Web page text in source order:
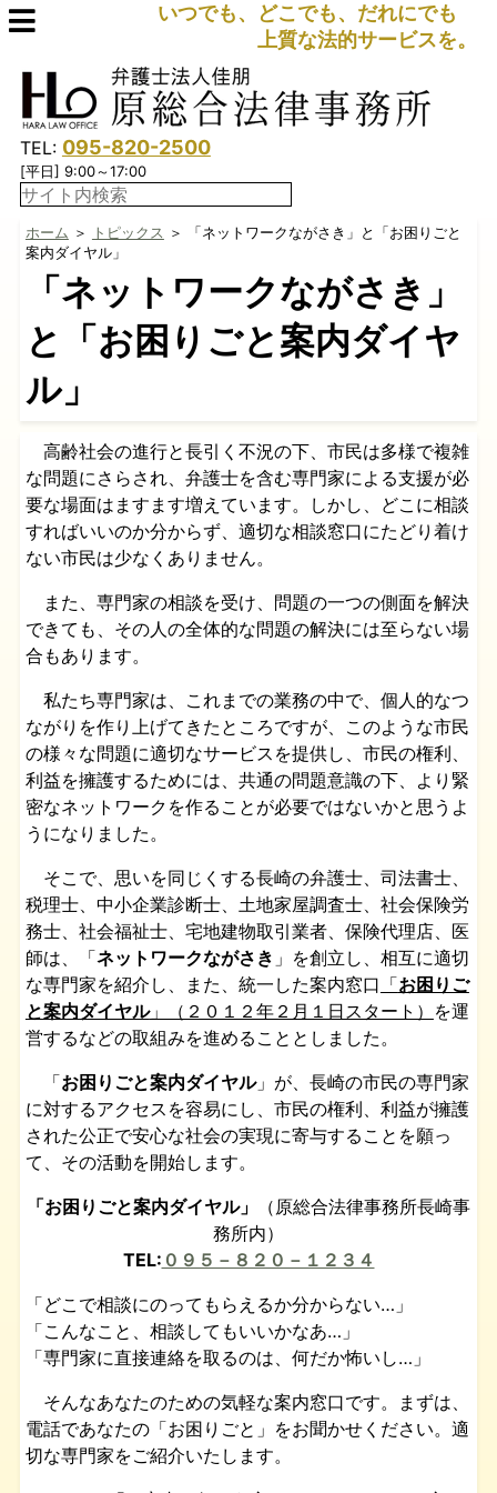
いつでも、どこでも、だれにでも
上質な法的サービスを。
TEL: 095-820-2500
[平日] 9:00～17:00
ホーム ＞ トピックス ＞ 「ネットワークながさき」と「お困りごと
案内ダイヤル」
「ネットワークながさき」
と「お困りごと案内ダイヤ
ル」
高齢社会の進行と長引く不況の下、市民は多様で複雑
な問題にさらされ、弁護士を含む専門家による支援が必
要な場面はますます増えています。しかし、どこに相談
すればいいのか分からず、適切な相談窓口にたどり着け
ない市民は少なくありません。
また、専門家の相談を受け、問題の一つの側面を解決
できても、その人の全体的な問題の解決には至らない場
合もあります。
私たち専門家は、これまでの業務の中で、個人的なつ
ながりを作り上げてきたところですが、このような市民
の様々な問題に適切なサービスを提供し、市民の権利、
利益を擁護するためには、共通の問題意識の下、より緊
密なネットワークを作ることが必要ではないかと思うよ
うになりました。
そこで、思いを同じくする長崎の弁護士、司法書士、
税理士、中小企業診断士、土地家屋調査士、社会保険労
務士、社会福祉士、宅地建物取引業者、保険代理店、医
師は、「ネットワークながさき 」を創立し、相互に適切
な専門家を紹介し、また、統一した案内窓口 「お困りご
と案内ダイヤル」（２０１２年２月１日スタート） を運
営するなどの取組みを進めることとしました。
「お困りごと案内ダイヤル」が、長崎の市民の専門家
に対するアクセスを容易にし、市民の権利、利益が擁護
された公正で安心な社会の実現に寄与することを願っ
て、その活動を開始します。
「お困りごと案内ダイヤル」
（原総合法律事務所長崎事
務所内）
TEL: ０９５－８２０－１２３４
「どこで相談にのってもらえるか分からない…」
「こんなこと、相談してもいいかなあ…」
「専門家に直接連絡を取るのは、何だか怖いし…」
そんなあなたのための気軽な案内窓口です。まずは、
電話であなたの「お困りごと」をお聞かせください。適
切な専門家をご紹介いたします。